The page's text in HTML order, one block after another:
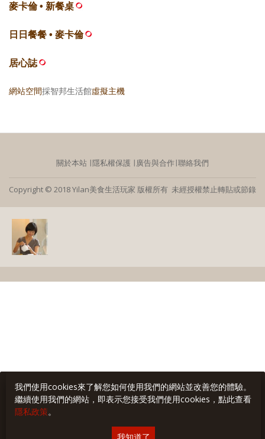
麥卡倫 • 新餐桌
日日餐餐 • 麥卡倫
居心誌
網站空間採智邦生活館虛擬主機
關於本站 ∣隱私權保護 ∣ 廣告與合作∣聯絡我們
Copyright © 2018 Yilan美食生活玩家 版權所有 未經授權禁止轉貼或節錄
我們使用cookies來了解您如何使用我們的網站並改善您的體驗。
繼續使用我們的網站，即表示您接受我們使用cookies，點此查看
隱私政策。